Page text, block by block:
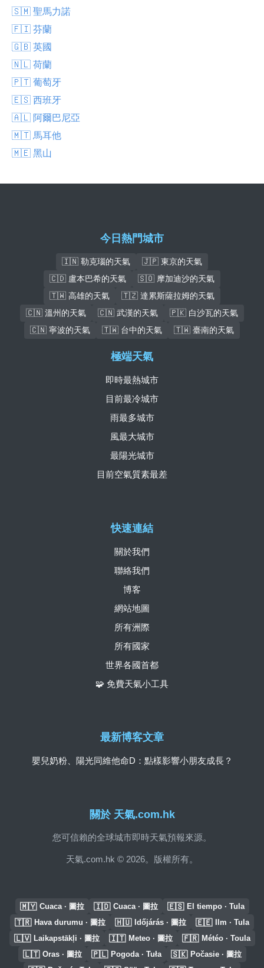
🇸🇲 聖馬力諾
🇫🇮 芬蘭
🇬🇧 英國
🇳🇱 荷蘭
🇵🇹 葡萄牙
🇪🇸 西班牙
🇦🇱 阿爾巴尼亞
🇲🇹 馬耳他
🇲🇪 黑山
今日熱門城市
🇮🇳 勒克瑙的天氣
🇯🇵 東京的天氣
🇨🇩 盧本巴希的天氣
🇸🇴 摩加迪沙的天氣
🇹🇼 高雄的天氣
🇹🇿 達累斯薩拉姆的天氣
🇨🇳 溫州的天氣
🇨🇳 武漢的天氣
🇵🇰 白沙瓦的天氣
🇨🇳 寧波的天氣
🇹🇼 台中的天氣 🇹🇼 臺南的天氣
關於 天氣.com.hk
您可信賴的全球城市即時天氣預報來源。
天氣.com.hk © 2026。版權所有。
快速連結
關於我們
聯絡我們
博客
網站地圖
所有洲際
所有國家
世界各國首都
🧩 免費天氣小工具
極端天氣
即時最熱城市
目前最冷城市
雨最多城市
風最大城市
最陽光城市
目前空氣質素最差
最新博客文章
嬰兒奶粉、陽光同維他命D：點樣影響小朋友成長？
🇲🇾 Cuaca · 圖拉 🇮🇩 Cuaca · 圖拉 🇪🇸 El tiempo · Tula
🇹🇷 Hava durumu · 圖拉 🇭🇺 Időjárás · 圖拉 🇪🇪 Ilm · Tula
🇱🇻 Laikapstākļi · 圖拉 🇮🇹 Meteo · 圖拉 🇫🇷 Météo · Toula
🇱🇹 Oras · 圖拉 🇵🇱 Pogoda · Tuła 🇸🇰 Počasie · 圖拉